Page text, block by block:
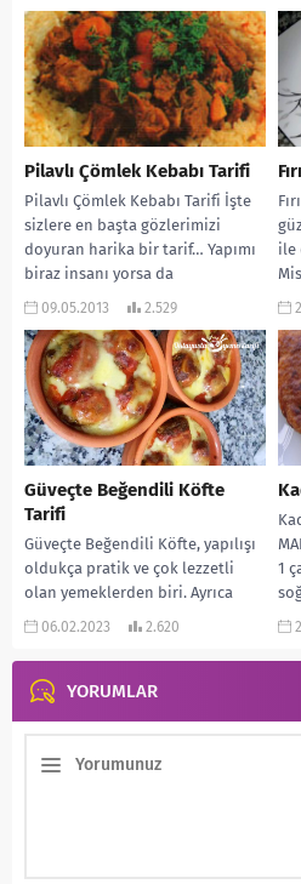
Pilavlı Çömlek Kebabı Tarifi
Pilavlı Çömlek Kebabı Tarifi İşte
sizlere en başta gözlerimizi
doyuran harika bir tarif… Yapımı
biraz insanı yorsa da
sevdiklerinize sunup,...
09.05.2013 2.529
ile
Güveçte Beğendili Köfte
Tarifi
Güveçte Beğendili Köfte, yapılışı
oldukça pratik ve çok lezzetli
olan yemeklerden biri. Ayrıca
oldukça da doyurucu oluyor.
06.02.2023 2.620
1
YORUMLAR